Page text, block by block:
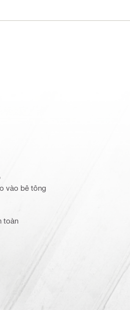
vào bê tông
toàn